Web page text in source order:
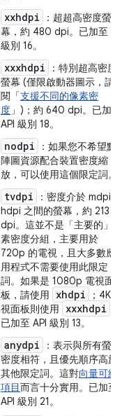
xxhdpi
：超超高密度螢
幕，約 480 dpi。已加至
級別 16。
xxxhdpi
：特別超高密度
螢幕 (僅限啟動器圖示，請
閱「支援不同的像素密
度 」)；約 640 dpi。已加至
API 級別 18。
nodpi
：如果您不希望點
陣圖資源配合裝置密度縮
放，可以使用這個限定詞。
tvdpi
：密度介於 mdpi
hdpi 之間的螢幕，約 213
dpi。這並不是「主要的」像
素密度分組，主要用於
720p 的電視，且大多數應
用程式不需要使用此限定
詞。如果是 1080p 電視面
板，請使用
xhdpi
；4K
視面板則使用
xxxhdpi
已加至 API 級別 13。
anydpi
：表示與所有螢幕
密度相符，且優先順序高於
其他限定詞。這對向量可繪
項目而言十分實用。已加至
API 級別 21。